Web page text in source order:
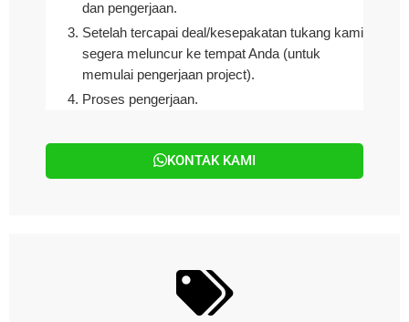
dan pengerjaan.
Setelah tercapai deal/kesepakatan tukang kami
segera meluncur ke tempat Anda (untuk
memulai pengerjaan project).
Proses pengerjaan.
KONTAK KAMI